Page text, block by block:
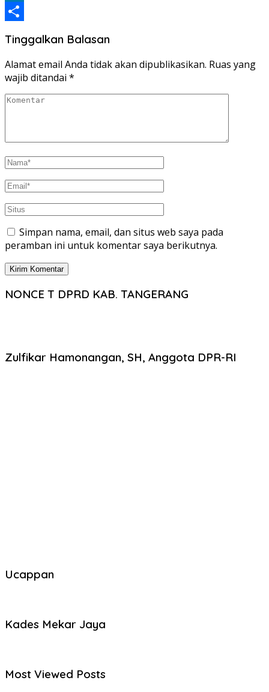
LinkedIn
Tinggalkan Balasan
Alamat email Anda tidak akan dipublikasikan. Ruas yang
wajib ditandai *
Simpan nama, email, dan situs web saya pada
peramban ini untuk komentar saya berikutnya.
NONCE T DPRD KAB. TANGERANG
Zulfikar Hamonangan, SH, Anggota DPR-RI
Ucappan
Kades Mekar Jaya
Most Viewed Posts